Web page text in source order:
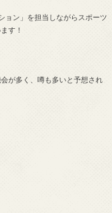
ョン」を担当しながらスポーツ
す！
が多く、噂も多いと予想され